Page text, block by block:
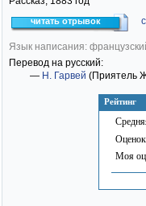
Рейтинг
Моя
читать отрывок
Язык написания:
Перевод на русский:
— Н. Гарвей (Приятель